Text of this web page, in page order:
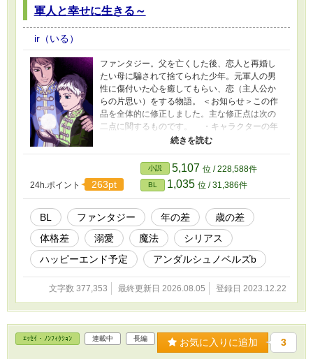
軍人と幸せに生きる～
ir（いる）
ファンタジー。父を亡くした後、恋人と再婚し
たい母に騙されて捨てられた少年。元軍人の男
性に傷付いた心を癒してもらい、恋（主人公か
らの片思い）をする物語。 ＜お知らせ＞この作
品を全体的に修正しました。主な修正点は次の
二点に関するものです。 ・キャラクターの年
齢が具体的にわかるような表現を全て削除し、
「未成年」「少年」「子供」「成人」「青年」
「数年後（前）」「昔」などの、曖昧なものに
する。 ・物語の展開上、必須ではない性的な
表現（下ネタなど）を大幅に減らす。 キャラ
クターの関係やストーリーを変えるつもりはあ
りません。 作者にとって大切な作品を守るた
めということで、ご理解いだければ幸いです。
あと、タイトルも少し変更しました。 ※序盤
は主人公が悲しむシーンが多いです。 ※主人公
と相手が出会うまで、少しかかります（28話）
※BL的展開になるまでに、結構かかる予定で
す。主人公が恋心を自覚するようでしないのは
51話くらい？ ※女性は普通に登場しますが、他
を見ていない人ばかりです。 ※同性愛者もいま
すが、異性愛が主流の世界です。なので主人公
は、男なのに男を好きになる自分はおかしいの
24h.ポイント 263pt
小説 5,107 位 / 228,588件
BL 1,035 位 / 31,386件
BL ファンタジー 年の差
歳の差
体格差
溺愛 魔法
シリアス
ハッピーエンド予定
アンダルシュノベルズb
文字数 377,353 最終更新日 2026.08.05 登録日 2023.12.22
ｴｯｾｲ・ﾉﾝﾌｨｸｼｮﾝ 連載中 長編 お気に入りに追加 3